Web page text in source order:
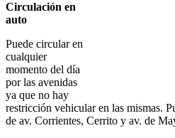
Circulación en
auto
Puede circular en
cualquier
momento del día
por las avenidas
ya que no hay
restricción vehicular en las mismas.
de av. Corrientes, Cerrito y av. de